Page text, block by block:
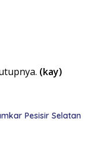
(kay)
Pesisir Selatan